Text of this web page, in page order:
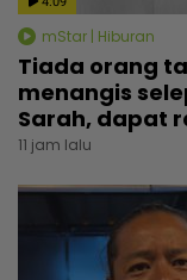
mStar | Hiburan
Tiada orang
menangis
Sarah, dapat
11 jam lalu